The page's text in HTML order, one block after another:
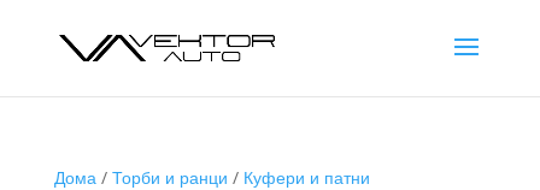
Дома/ Торби и ранци / Куфери и патни